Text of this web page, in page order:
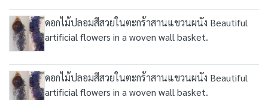
ดอกไม้ปลอมสีสวยในตะกร้าสานแขวนผนัง Beautiful
artificial flowers in a woven wall basket.
ดอกไม้ปลอมสีสวยในตะกร้าสานแขวนผนัง Beautiful
artificial flowers in a woven wall basket.